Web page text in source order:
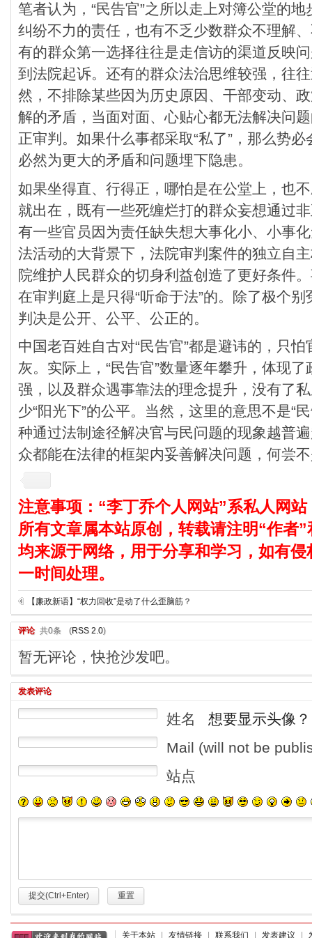
笔者认为，“民告官”之所以走上对簿公堂的
纠纷不力的责任，也有不乏少数群众不理解
有的群众第一选择往往是走信访的渠道反映
到法院起诉。还有的群众法治思维较强，往
然，不排除某些因为历史原因、干部变动、
解的矛盾，当面对面、心贴心都无法解决问
正审判。如果什么事都采取“私了”，那么势
必然为更大的矛盾和问题埋下隐患。
如果坐得直、行得正，哪怕是在公堂上，也
就出在，既有一些死缠烂打的群众妄想通过
有一些官员因为责任缺失想大事化小、小事
法活动的大背景下，法院审判案件的独立自
院维护人民群众的切身利益创造了更好条件
在审判庭上是只得“听命于法”的。除了极个
判决是公开、公平、公正的。
中国老百姓自古对“民告官”都是避讳的，只
灰。实际上，“民告官”数量逐年攀升，体现
强，以及群众遇事靠法的理念提升，没有了
少“阳光下”的公平。当然，这里的意思不是“
种通过法制途径解决官与民问题的现象越普
众都能在法律的框架内妥善解决问题，何尝
注意事项：“李丁乔个人网站”系私人网
所有文章属本站原创，转载请注明“作者
均来源于网络，用于分享和学习，如有
一时间处理。
【廉政新语】“权力回收”是动了什么歪脑筋？
评论 共0条 (RSS 2.0)
暂无评论，快抢沙发吧。
发表评论
姓名
想要显示头像？
Mail (will not be
站点
提交(Ctrl+Enter) 重置
关于本站 友情链接 联系我们 发表建议